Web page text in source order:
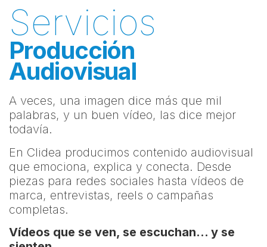
Servicios
Producción
Audiovisual
A veces, una imagen dice más que mil
palabras, y un buen vídeo, las dice mejor
todavía.
En Clidea producimos contenido audiovisual
que emociona, explica y conecta. Desde
piezas para redes sociales hasta vídeos de
marca, entrevistas, reels o campañas
completas.
Vídeos que se ven, se escuchan… y se